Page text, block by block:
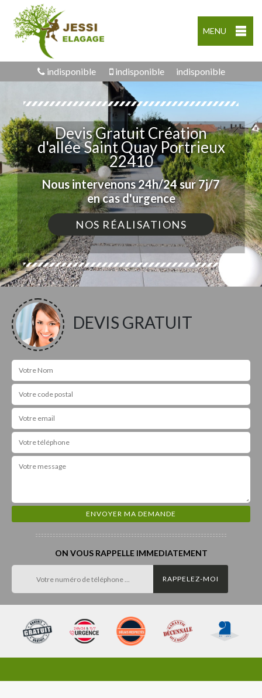
MENU
indisponible indisponible indisponible
Devis Gratuit Création
d'allée Saint Quay Portrieux
22410
Nous intervenons 24h/24 sur 7j/7
en cas d'urgence
NOS RÉALISATIONS
DEVIS GRATUIT
ON VOUS RAPPELLE IMMEDIATEMENT